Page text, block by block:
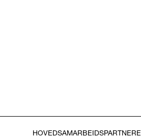
HOVEDSAMARBEIDSPARTNERE